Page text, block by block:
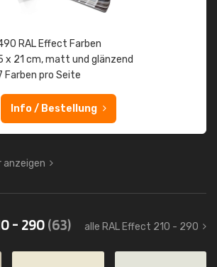
RAL Effect Farben
x 21 cm, matt und glänzend
Farben pro Seite
Info / Bestellung
anzeigen
- 290(63) alle RAL Effect 210 - 290